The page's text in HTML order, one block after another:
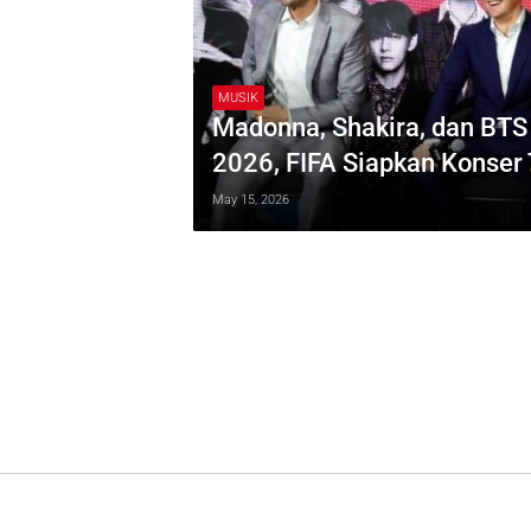
MUSIK
Madonna, Shakira, dan
2026, FIFA Siapkan
May 15, 2026